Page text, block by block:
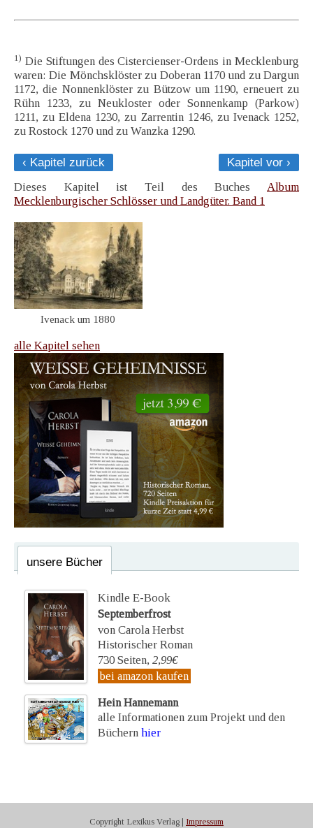
1) Die Stiftungen des Cistercienser-Ordens in Mecklenburg
waren: Die Mönchsklöster zu Doberan 1170 und zu Dargun
1172, die Nonnenklöster zu Bützow um 1190, erneuert zu
Rühn 1233, zu Neukloster oder Sonnenkamp (Parkow)
1211, zu Eldena 1230, zu Zarrentin 1246, zu Ivenack 1252,
zu Rostock 1270 und zu Wanzka 1290.
‹ Kapitel zurück
Kapitel vor ›
Dieses Kapitel ist Teil des Buches Album
Mecklenburgischer Schlösser und Landgüter. Band 1
Ivenack um 1880
alle Kapitel sehen
unsere Bücher
Kindle E-Book
Septemberfrost
von Carola Herbst
Historischer Roman
730 Seiten, 2,99€
bei amazon kaufen
Hein Hannemann
alle Informationen zum Projekt und den
Büchern hier
Copyright Lexikus Verlag | Impressum